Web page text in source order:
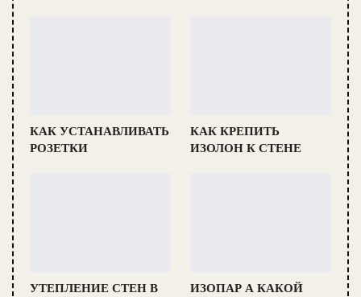
КАК УСТАНАВЛИВАТЬ
РОЗЕТКИ
КАК КРЕПИТЬ
ИЗОЛОН К СТЕНЕ
УТЕПЛЕНИЕ СТЕН В
ИЗОПАР А КАКОЙ